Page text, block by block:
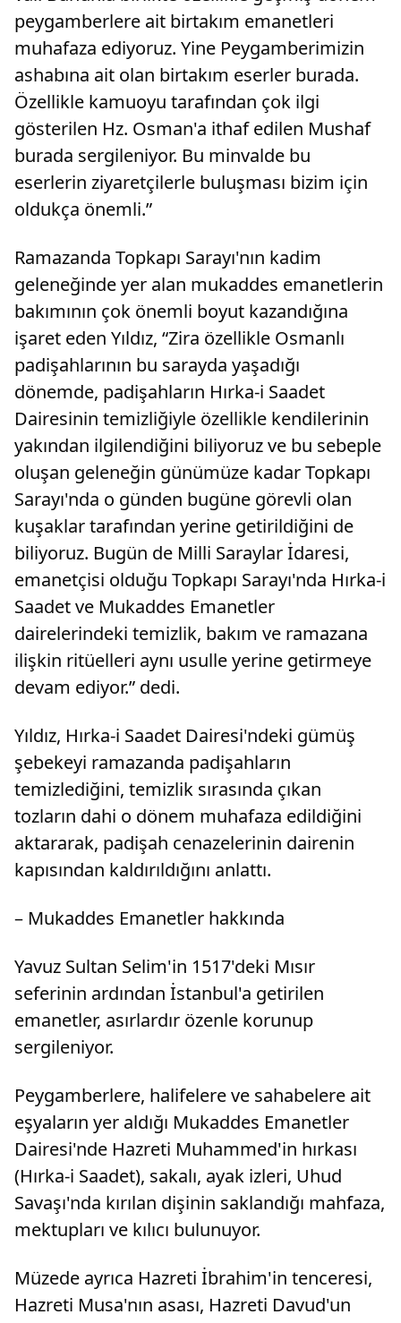
peygamberlere ait birtakım emanetleri
muhafaza ediyoruz. Yine Peygamberimizin
ashabına ait olan birtakım eserler burada.
Özellikle kamuoyu tarafından çok ilgi
gösterilen Hz. Osman'a ithaf edilen Mushaf
burada sergileniyor. Bu minvalde bu
eserlerin ziyaretçilerle buluşması bizim için
oldukça önemli.”
Ramazanda Topkapı Sarayı'nın kadim
geleneğinde yer alan mukaddes emanetlerin
bakımının çok önemli boyut kazandığına
işaret eden Yıldız, “Zira özellikle Osmanlı
padişahlarının bu sarayda yaşadığı
dönemde, padişahların Hırka-i Saadet
Dairesinin temizliğiyle özellikle kendilerinin
yakından ilgilendiğini biliyoruz ve bu sebeple
oluşan geleneğin günümüze kadar Topkapı
Sarayı'nda o günden bugüne görevli olan
kuşaklar tarafından yerine getirildiğini de
biliyoruz. Bugün de Milli Saraylar İdaresi,
emanetçisi olduğu Topkapı Sarayı'nda Hırka-i
Saadet ve Mukaddes Emanetler
dairelerindeki temizlik, bakım ve ramazana
ilişkin ritüelleri aynı usulle yerine getirmeye
devam ediyor.” dedi.
Yıldız, Hırka-i Saadet Dairesi'ndeki gümüş
şebekeyi ramazanda padişahların
temizlediğini, temizlik sırasında çıkan
tozların dahi o dönem muhafaza edildiğini
aktararak, padişah cenazelerinin dairenin
kapısından kaldırıldığını anlattı.
– Mukaddes Emanetler hakkında
Yavuz Sultan Selim'in 1517'deki Mısır
seferinin ardından İstanbul'a getirilen
emanetler, asırlardır özenle korunup
sergileniyor.
Peygamberlere, halifelere ve sahabelere ait
eşyaların yer aldığı Mukaddes Emanetler
Dairesi'nde Hazreti Muhammed'in hırkası
(Hırka-i Saadet), sakalı, ayak izleri, Uhud
Savaşı'nda kırılan dişinin saklandığı mahfaza,
mektupları ve kılıcı bulunuyor.
Müzede ayrıca Hazreti İbrahim'in tenceresi,
Hazreti Musa'nın asası, Hazreti Davud'un